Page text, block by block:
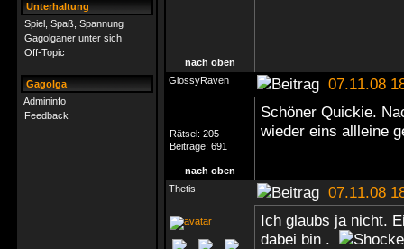
Unterhaltung
Spiel, Spaß, Spannung
Gagolganer unter sich
Off-Topic
Gagolga
Admininfo
Feedback
nach oben
GlossyRaven
07.11.08
Rätsel: 205
Beiträge: 691
Schöner Quickie.
wieder eins allleine
nach oben
Thetis
07.11.08
Ich glaubs ja nicht.
dabei bin .